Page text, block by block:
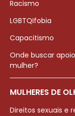
Racismo
LGBTQIfobia
Capacitismo
Onde buscar
mulher?
MULHERES DE
Direitos sexuais e